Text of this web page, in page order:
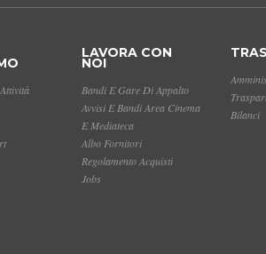
LAVORA CON
NOI
Bandi E Gare Di Appalto
Avvisi E Bandi Area Cinema
E Mediateca
Albo Fornitori
Regolamento Acquisti
Jobs
Bilanci